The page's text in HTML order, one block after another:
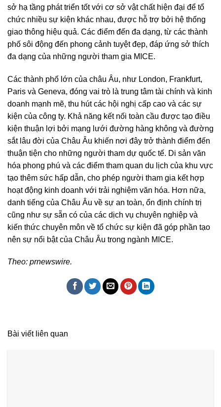
sở hạ tầng phát triển tốt với cơ sở vật chất hiện đại để tổ
chức nhiều sự kiện khác nhau, được hỗ trợ bởi hệ thống
giao thông hiệu quả. Các điểm đến đa dạng, từ các thành
phố sôi động đến phong cảnh tuyệt đẹp, đáp ứng sở thích
đa dạng của những người tham gia MICE.
Các thành phố lớn của châu Âu, như London, Frankfurt,
Paris và Geneva, đóng vai trò là trung tâm tài chính và kinh
doanh mạnh mẽ, thu hút các hội nghị cấp cao và các sự
kiện của công ty. Khả năng kết nối toàn cầu được tạo điều
kiện thuận lợi bởi mạng lưới đường hàng không và đường
sắt lâu đời của Châu Âu khiến nơi đây trở thành điểm đến
thuận tiện cho những người tham dự quốc tế. Di sản văn
hóa phong phú và các điểm tham quan du lịch của khu vực
tạo thêm sức hấp dẫn, cho phép người tham gia kết hợp
hoạt động kinh doanh với trải nghiệm văn hóa. Hơn nữa,
danh tiếng của Châu Âu về sự an toàn, ổn định chính trị
cũng như sự sẵn có của các dịch vụ chuyên nghiệp và
kiến thức chuyên môn về tổ chức sự kiện đã góp phần tạo
nên sự nổi bật của Châu Âu trong ngành MICE.
Theo: prnewswire.
Bài viết liên quan